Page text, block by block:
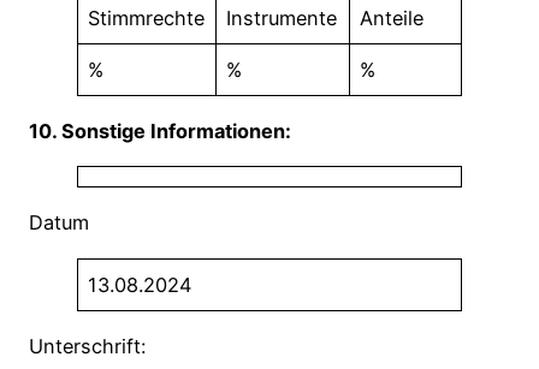
Stimmrechte
Instrumente
Anteile
% % %
10. Sonstige Informationen:
Datum
13.08.2024
Unterschrift: